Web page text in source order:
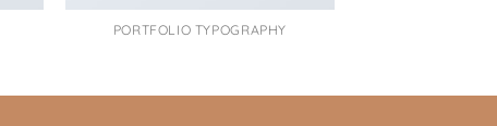
PORTFOLIO TYPOGRAPHY